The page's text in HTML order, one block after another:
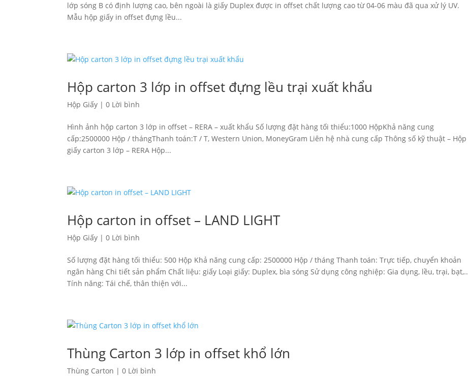
lớp sóng B có định lượng cao, bên ngoài là giấy Duplex được in offset chất lượng cao từ 04-06 màu đã qua xử lý UV.
Mẫu hộp giấy in offset đựng lều...
Hộp carton 3 lớp in offset đựng lều trại xuất khẩu
Hộp Giấy | 0 Lời bình
Hình ảnh hộp carton 3 lớp in offset – RERA – xuất khẩu Số lượng đặt hàng tối thiểu:1000 HộpKhả năng cung
cấp:2500000 Hộp / thángThanh toán:T / T, Western Union, MoneyGram Liên hệ nhà cung cấp Thông số kỹ thuật – Hộp
giấy carton 3 lớp – RERA Hộp...
Hộp carton in offset – LAND LIGHT
Hộp Giấy | 0 Lời bình
Số lượng đặt hàng tối thiểu: 500 Hộp Khả năng cung cấp: 2500000 Hộp / tháng Thanh toán: Trực tiếp, chuyển khoản
ngân hàng Chi tiết sản phẩm Chất liệu: giấy Loại giấy: Duplex, bìa sóng Sử dụng công nghiệp: Gia dụng, lều, trại, bạt,..
Tính năng: Tái chế, thân thiện với...
Thùng Carton 3 lớp in offset khổ lớn
Thùng Carton | 0 Lời bình